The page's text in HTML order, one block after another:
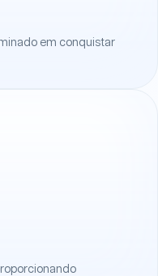
em conquistar